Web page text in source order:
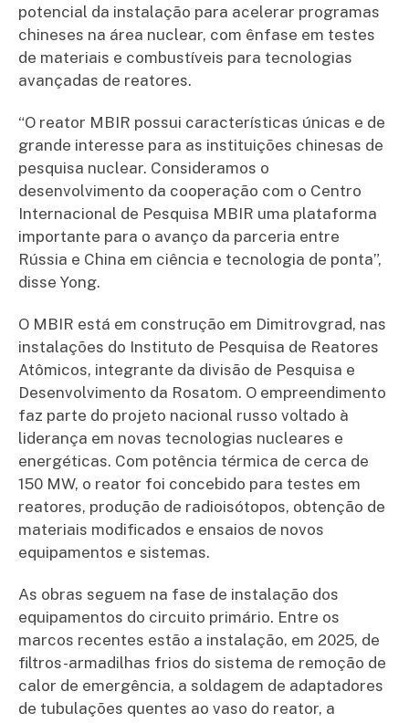
potencial da instalação para acelerar programas
chineses na área nuclear, com ênfase em testes
de materiais e combustíveis para tecnologias
avançadas de reatores.
“O reator MBIR possui características únicas e de
grande interesse para as instituições chinesas de
pesquisa nuclear. Consideramos o
desenvolvimento da cooperação com o Centro
Internacional de Pesquisa MBIR uma plataforma
importante para o avanço da parceria entre
Rússia e China em ciência e tecnologia de ponta”,
disse Yong.
O MBIR está em construção em Dimitrovgrad, nas
instalações do Instituto de Pesquisa de Reatores
Atômicos, integrante da divisão de Pesquisa e
Desenvolvimento da Rosatom. O empreendimento
faz parte do projeto nacional russo voltado à
liderança em novas tecnologias nucleares e
energéticas. Com potência térmica de cerca de
150 MW, o reator foi concebido para testes em
reatores, produção de radioisótopos, obtenção de
materiais modificados e ensaios de novos
equipamentos e sistemas.
As obras seguem na fase de instalação dos
equipamentos do circuito primário. Entre os
marcos recentes estão a instalação, em 2025, de
filtros-armadilhas frios do sistema de remoção de
calor de emergência, a soldagem de adaptadores
de tubulações quentes ao vaso do reator, a